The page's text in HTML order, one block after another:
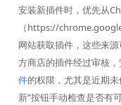
安装新插件时，优先从
（https://
网站获取插件，这些来
方商店的插件经过审核
件的权限，尤其是近期
新”按钮手动检查是否有